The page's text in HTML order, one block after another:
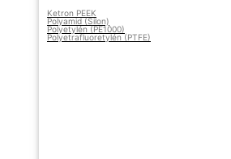
Ketron PEEK
Polyamid (Silon)
Polyetylén (PE1000)
Polyetrafluoretylén (PTFE)